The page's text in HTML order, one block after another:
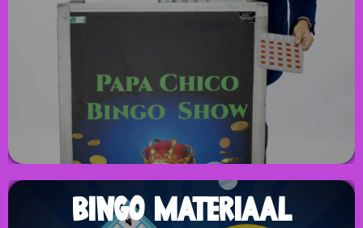
nu onze Bingoshow. Onze animator praat het geheel aan
elkaar, trekt de nummers, roept de winnaars naar voren
BINGO MATERIAAL